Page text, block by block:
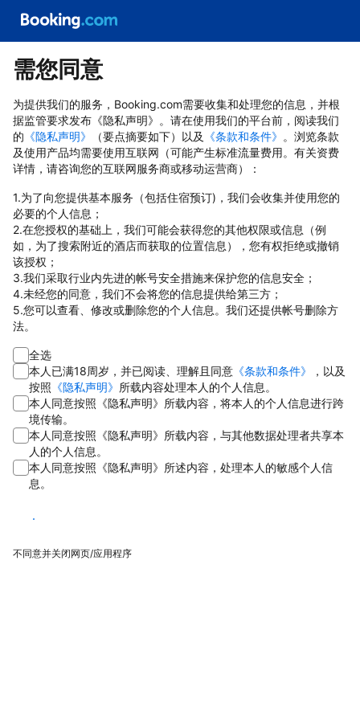
需您同意
为提供我们的服务，Booking.com需要收集和处理您的信息，并根
据监管要求发布《隐私声明》。请在使用我们的平台前，阅读我们
的 《隐私声明》 （要点摘要如下）以及 《条款和条件》 。浏览条款
及使用产品均需要使用互联网（可能产生标准流量费用。有关资费
详情，请咨询您的互联网服务商或移动运营商）：
1.为了向您提供基本服务（包括住宿预订)，我们会收集并使用您的
必要的个人信息；
2.在您授权的基础上，我们可能会获得您的其他权限或信息（例
如，为了搜索附近的酒店而获取的位置信息），您有权拒绝或撤销
该授权；
3.我们采取行业内先进的帐号安全措施来保护您的信息安全；
4.未经您的同意，我们不会将您的信息提供给第三方；
5.您可以查看、修改或删除您的个人信息。我们还提供帐号删除方
法。
全选
本人已满18周岁，并已阅读、理解且同意 《条款和条件》
，以及
按照 《隐私声明》 所载内容处理本人的个人信息。
本人同意按照《隐私声明》所载内容，将本人的个人信息进行跨
境传输。
本人同意按照《隐私声明》所载内容，与其他数据处理者共享本
人的个人信息。
本人同意按照《隐私声明》所述内容，处理本人的敏感个人信
息。
同意
不同意并关闭网页/应用程序